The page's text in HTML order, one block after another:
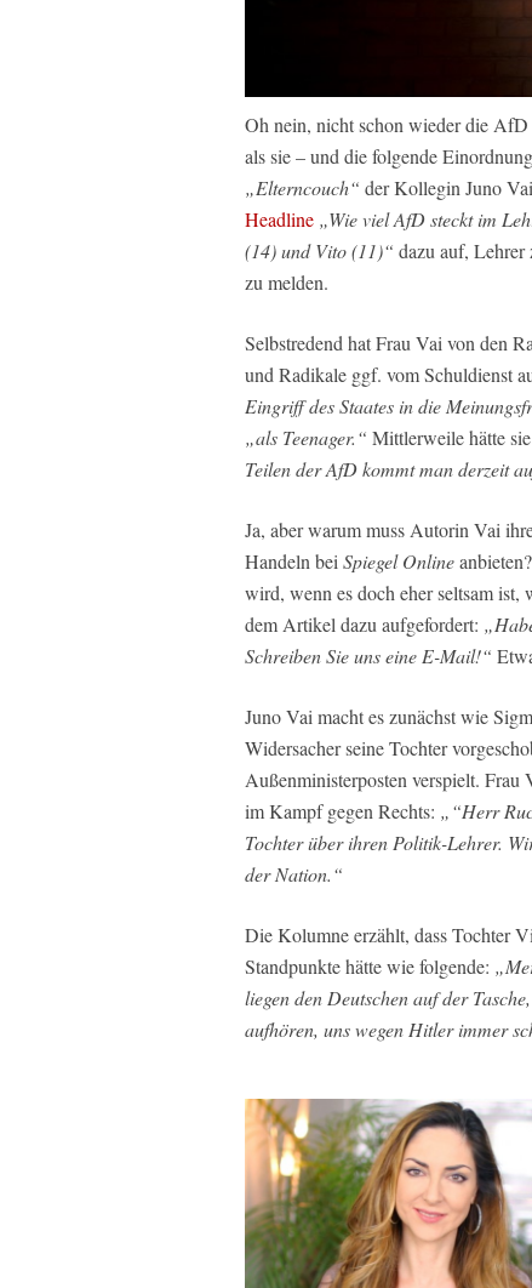
Oh nein, nicht schon wieder die AfD
als sie – und die folgende
„Elterncouch“ der Kollegin Juno
Headline „Wie viel AfD steckt im
(14) und Vito (11)“ dazu auf, Lehrer
zu melden.
Selbstredend hat Frau Vai von den
und Radikale ggf. vom Schuldienst
Eingriff des Staates in die
„als Teenager.“ Mittlerweile hätte
Teilen der AfD kommt man derzeit
Ja, aber warum muss Autorin Vai
Handeln bei Spiegel Online
wird, wenn es doch eher seltsam ist,
dem Artikel dazu aufgefordert:
Schreiben Sie uns eine E-Mail!“
Juno Vai macht es zunächst wie
Widersacher seine Tochter
Außenministerposten verspielt. Frau
im Kampf gegen Rechts: „“Herr
Tochter über ihren Politik-Lehrer.
der Nation.“
Die Kolumne erzählt, dass Tochter
Standpunkte hätte wie folgende:
liegen den Deutschen auf der
aufhören, uns wegen Hitler immer